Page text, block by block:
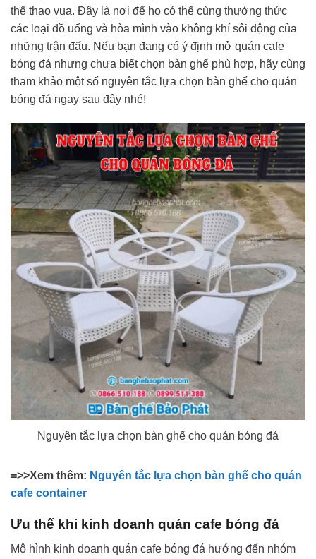
thể thao vua. Đây là nơi để họ có thể cùng thưởng thức
các loại đồ uống và hòa mình vào không khí sôi động của
những trận đấu. Nếu bạn đang có ý định mở quán cafe
bóng đá nhưng chưa biết chọn bàn ghế phù hợp, hãy cùng
tham khảo một số nguyên tắc lựa chọn bàn ghế cho quán
bóng đá ngay sau đây nhé!
Nguyên tắc lựa chọn bàn ghế cho quán bóng đá
=>>Xem thêm: Nguyên tắc lựa chọn bàn ghế cho quán
cafe container
Ưu thế khi kinh doanh quán cafe bóng đá
Mô hình kinh doanh quán cafe bóng đá hướng đến nhóm